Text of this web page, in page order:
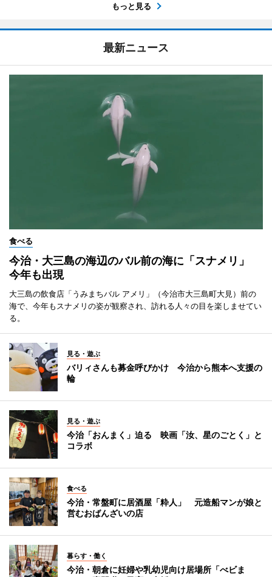
もっと見る
最新ニュース
食べる
今治・大三島の海辺のバル前の海に「スナメリ」
今年も出現
大三島の飲食店「うみまちバル アメリ」（今治市大三島町大見）前の
海で、今年もスナメリの姿が観察され、訪れる人々の目を楽しませてい
る。
見る・遊ぶ
バリィさんも募金呼びかけ 今治から熊本へ支援の
輪
見る・遊ぶ
今治「おんまく」迫る 映画「汝、星のごとく」と
コラボ
食べる
今治・常盤町に居酒屋「粋人」 元造船マンが娘と
営むおばんざいの店
暮らす・働く
今治・朝倉に妊婦や乳幼児向け居場所「べビま